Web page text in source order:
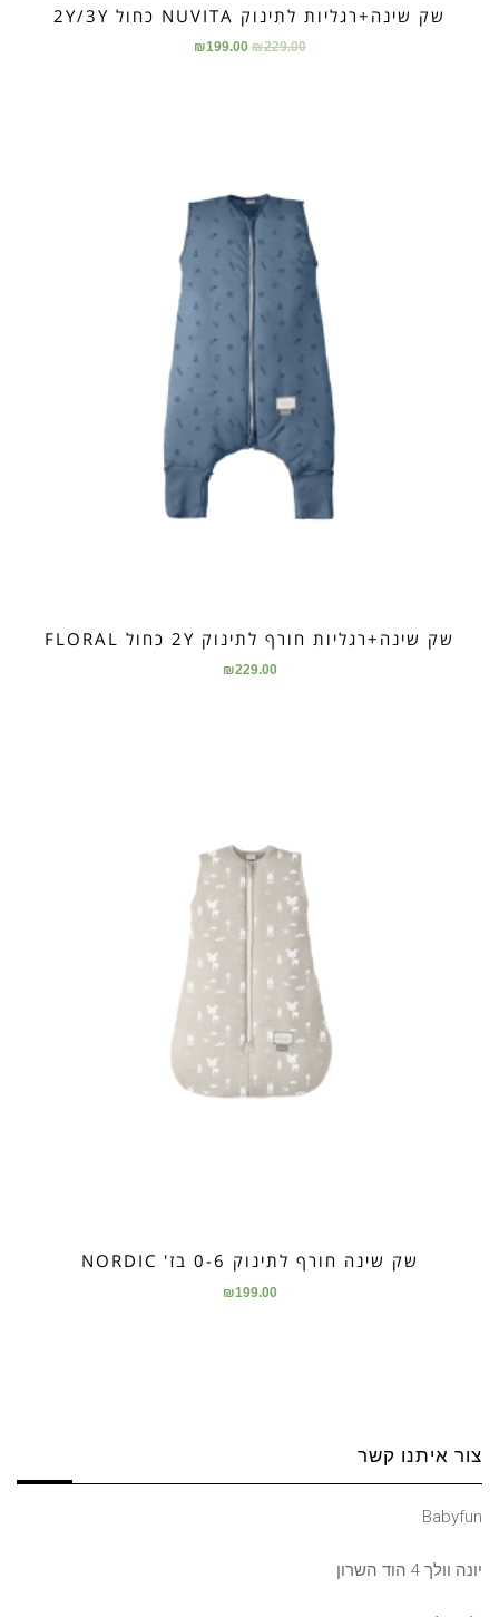
שק שינה+רגליות לתינוק NUVITA כחול 2Y/3Y
₪229.00
₪199.00
שק שינה+רגליות חורף לתינוק 2Y כחול FLORAL
₪229.00
שק שינה חורף לתינוק 0-6 בז' NORDIC
₪199.00
צור איתנו קשר
Babyfun
יונה וולך 4 הוד השרון